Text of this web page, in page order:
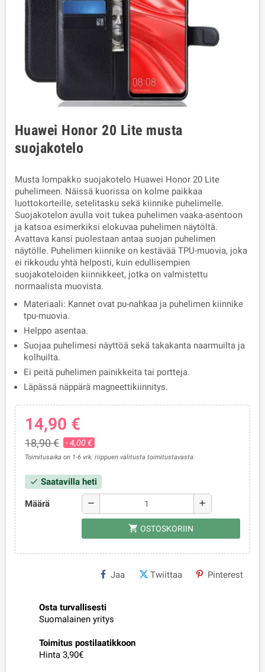
Huawei Honor 20 Lite musta
suojakotelo
Musta lompakko suojakotelo Huawei Honor 20 Lite
puhelimeen. Näissä kuorissa on kolme paikkaa
luottokorteille, setelitasku sekä kiinnike puhelimelle.
Suojakotelon avulla voit tukea puhelimen vaaka-asentoon
ja katsoa esimerkiksi elokuvaa puhelimen näytöltä.
Avattava kansi puolestaan antaa suojan puhelimen
näytölle. Puhelimen kiinnike on kestävää TPU-muovia, joka
ei rikkoudu yhtä helposti, kuin edullisempien
suojakoteloiden kiinnikkeet, jotka on valmistettu
normaalista muovista.
Materiaali: Kannet ovat pu-nahkaa ja puhelimen kiinnike
tpu-muovia.
Helppo asentaa.
Suojaa puhelimesi näyttöä sekä takakanta naarmuilta ja
kolhuilta.
Ei peitä puhelimen painikkeita tai portteja.
Läpässä näppärä magneettikiinnitys.
14,90 €
18,90 € - 4,00 €
Toimitusaika on 1-6 vrk. riippuen valitusta toimitustavasta.
check Saatavilla heti
Määrä remove add
shopping_cart OSTOSKORIIN
Jaa Twiittaa Pinterest
Osta turvallisesti
Suomalainen yritys
Toimitus postilaatikkoon
Hinta 3,90€